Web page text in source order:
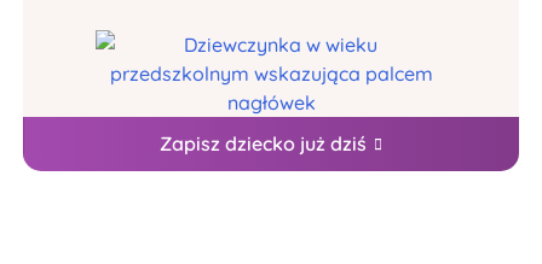
Zapisz dziecko już dziś